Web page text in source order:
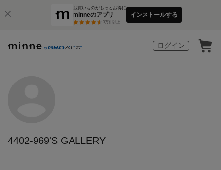
お買いものがもっとお得に
minneのアプリ
3万件以上
インストールする
ログイン
4402-969'S GALLERY